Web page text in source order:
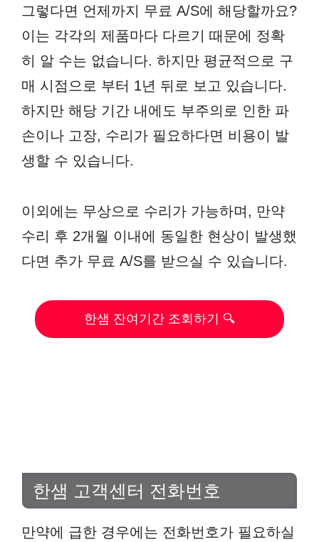
그렇다면 언제까지 무료 A/S에 해당할까요?
이는 각각의 제품마다 다르기 때문에 정확
히 알 수는 없습니다. 하지만 평균적으로 구
매 시점으로 부터 1년 뒤로 보고 있습니다.
하지만 해당 기간 내에도 부주의로 인한 파
손이나 고장, 수리가 필요하다면 비용이 발
생할 수 있습니다.
이외에는 무상으로 수리가 가능하며, 만약
수리 후 2개월 이내에 동일한 현상이 발생했
다면 추가 무료 A/S를 받으실 수 있습니다.
한샘 잔여기간 조회하기 🔍
한샘 고객센터 전화번호
만약에 급한 경우에는 전화번호가 필요하실